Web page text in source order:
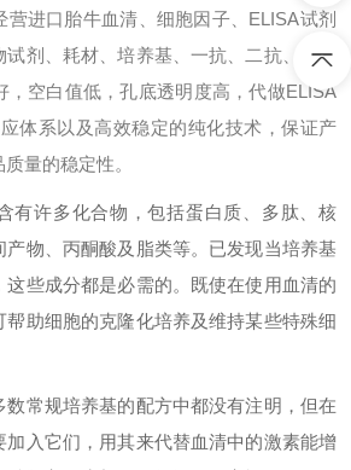
营进口胎牛血清、细胞因子、ELISA试剂
剂、耗材、培养基、一抗、二抗、其产
，空白值低，孔底透明度高，代做ELISA
体系以及高效稳定的纯化技术，保证产
量的稳定性。
有许多化合物，包括蛋白质、多肽、核
物、丙酮酸及脂类等。已发现当培养基
些成分都是必需的。既使在使用血清的
助细胞的克隆化培养及维持某些特殊细
常规培养基的配方中都没有注明，但在
加入它们，用其来代替血清中的激素能增